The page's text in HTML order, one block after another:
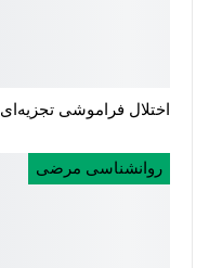
اختلال فراموشی تجزیه‌ای
روانشناسی مرضی